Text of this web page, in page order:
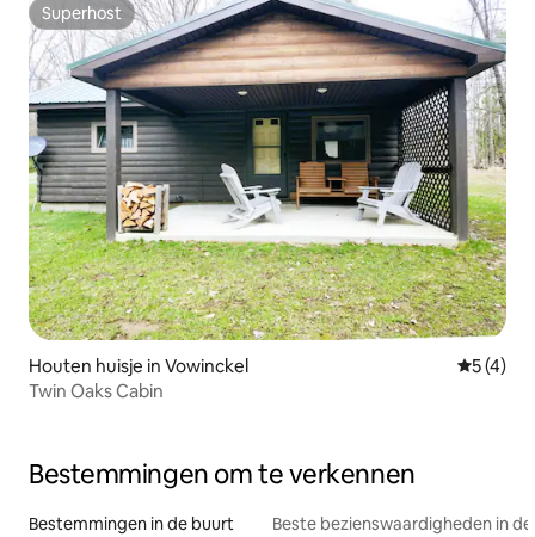
Superhost
Superhost
Houten huisje in Vowinckel
5 (4)
Twin Oaks Cabin
Bestemmingen om te verkennen
Bestemmingen in de buurt Beste bezienswaardigheden in